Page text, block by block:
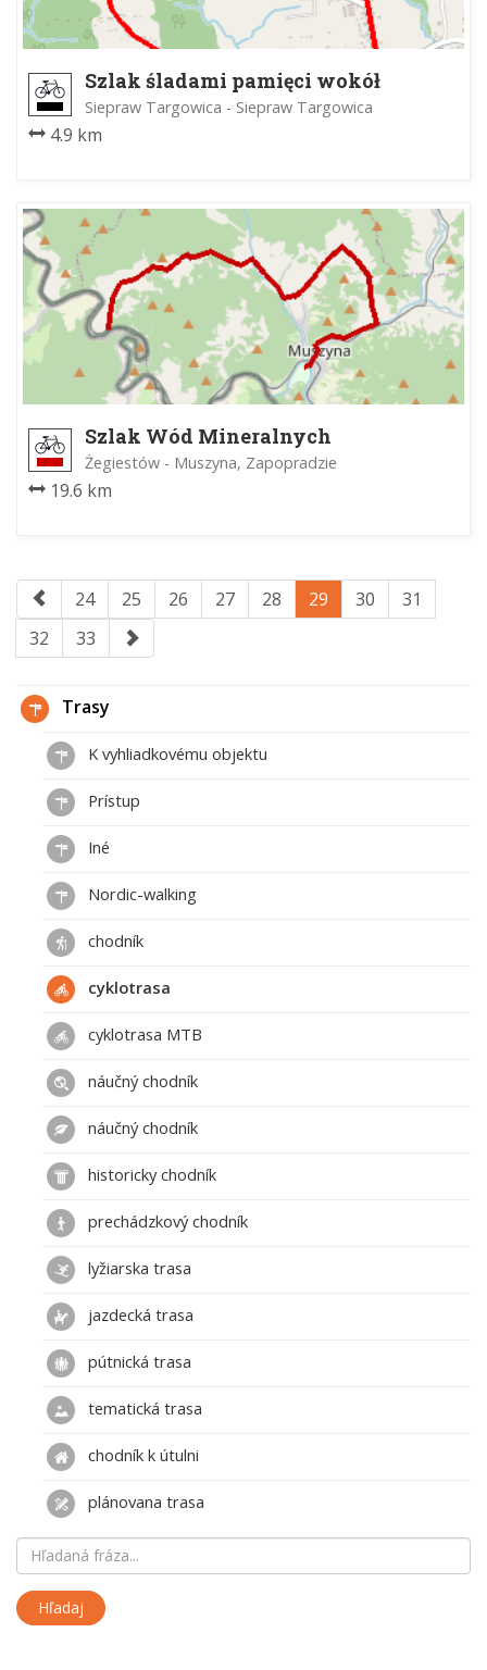
Szlak śladami pamięci wokół
Sieprawia cz.2
Siepraw Targowica - Siepraw Targowica
4.9 km
Szlak Wód Mineralnych
Żegiestów - Muszyna, Zapopradzie
19.6 km
24 25 26 27 28 29 30
31
32
33
Trasy
K vyhliadkovému objektu
Prístup
Iné
Nordic-walking
chodník
cyklotrasa
cyklotrasa MTB
náučný chodník
náučný chodník
historicky chodník
prechádzkový chodník
lyžiarska trasa
jazdecká trasa
pútnická trasa
tematická trasa
chodník k útulni
plánovana trasa